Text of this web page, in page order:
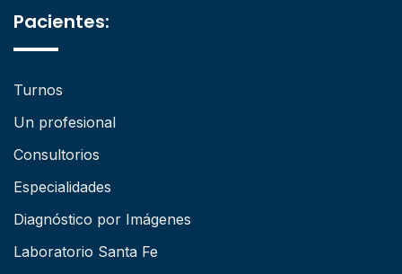
Pacientes:
Turnos
Un profesional
Consultorios
Especialidades
Diagnóstico por Imágenes
Laboratorio Santa Fe